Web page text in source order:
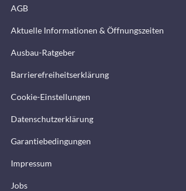
AGB
Aktuelle Informationen & Öffnungszeiten
Ausbau-Ratgeber
Barrierefreiheitserklärung
Cookie-Einstellungen
Datenschutzerklärung
Garantiebedingungen
Impressum
Jobs